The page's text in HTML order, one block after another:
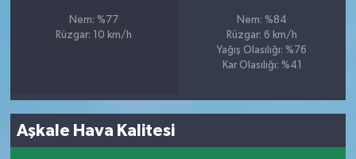
Nem: %77
Rüzgar: 10 km/h
Nem: %84
Rüzgar: 6 km/h
Yağış Olasılığı: %76
Kar Olasılığı: %41
Aşkale Hava Kalitesi